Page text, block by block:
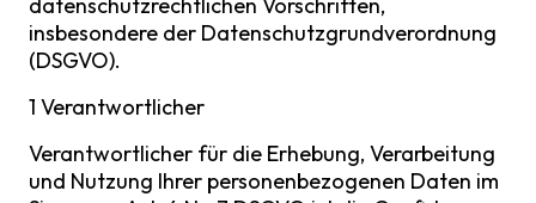
insbesondere der Datenschutzgrundverordnung
(DSGVO).
1 Verantwortlicher
Verantwortlicher für die Erhebung, Verarbeitung
und Nutzung Ihrer personenbezogenen Daten im